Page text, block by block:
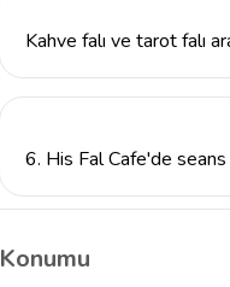
Kahve falı ve tarot falı
6. His Fal Cafe'de seans
Evet, seans almak için
Konumu